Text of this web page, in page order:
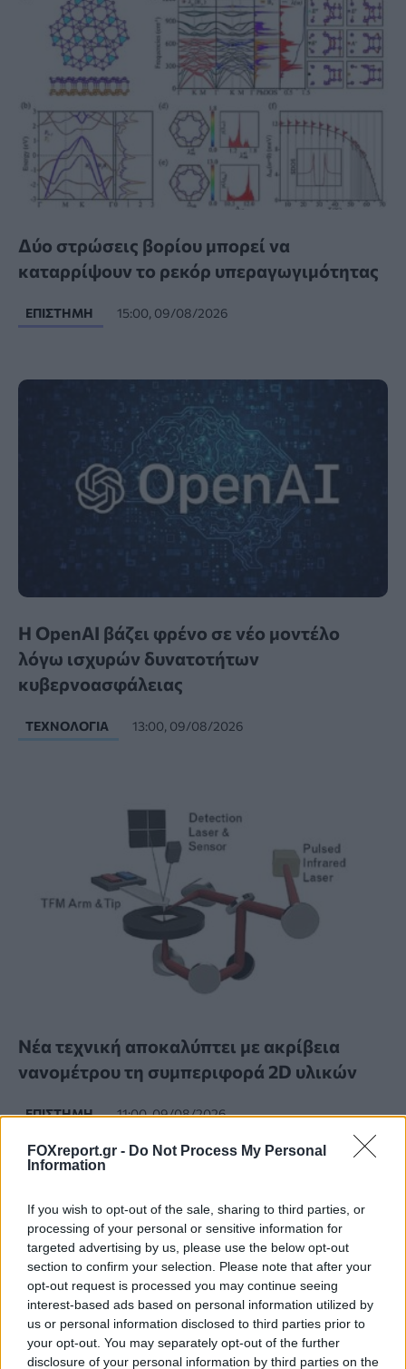
FOXreport.gr - Do Not Process My Personal
Information
If you wish to opt-out of the sale, sharing to third parties, or
processing of your personal or sensitive information for
targeted advertising by us, please use the below opt-out
section to confirm your selection. Please note that after your
opt-out request is processed you may continue seeing
interest-based ads based on personal information utilized by
us or personal information disclosed to third parties prior to
your opt-out. You may separately opt-out of the further
disclosure of your personal information by third parties on the
Δύο στρώσεις βορίου μπορεί να
καταρρίψουν το ρεκόρ υπεραγωγιμότητας
ΕΠΙΣΤΉΜΗ 15:00, 09/08/2026
Η OpenAI βάζει φρένο σε νέο μοντέλο
λόγω ισχυρών δυνατοτήτων
κυβερνοασφάλειας
ΤΕΧΝΟΛΟΓΊΑ 13:00, 09/08/2026
Νέα τεχνική αποκαλύπτει με ακρίβεια
νανομέτρου τη συμπεριφορά 2D υλικών
ΕΠΙΣΤΉΜΗ 11:00, 09/08/2026